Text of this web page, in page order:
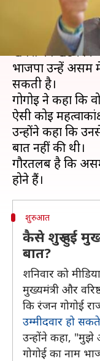
देश के पूर्व मुख्य
खबरों का खंडन
भाजपा उन्हें असम
सकती है।
गोगोई ने कहा कि
ऐसी कोई
उन्होंने कहा कि
बात नहीं की थी।
गौरतलब है कि
शुरुआत
कैसे शुरू हुई
बात?
शनिवार को
मुख्यमंत्री और
कि रंजन गोगोई
उम्मीदवार हो सकते
उन्होंने कहा, "मुझे
गोगोई का नाम